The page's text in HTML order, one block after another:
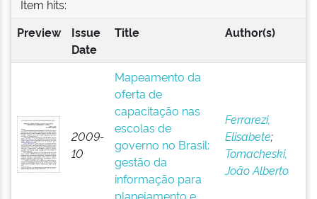
Item hits:
Preview
Issue
Date
Title Author(s)
2009-
10
Mapeamento da
oferta de
capacitação nas
escolas de
governo no Brasil:
gestão da
informação para
planejamento e
Ferrarezi,
Elisabete;
Tomacheski,
João Alberto